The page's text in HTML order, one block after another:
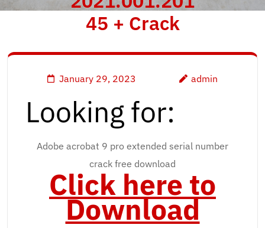
45 + Crack
January 29, 2023 admin
Looking for:
Adobe acrobat 9 pro extended serial number
crack free download
Click here to
Download